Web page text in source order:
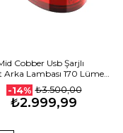
Cobber Usb Şarjlı
Arka Lambası 170 Lümen
-14% ₺3.500,00
₺2.999,99